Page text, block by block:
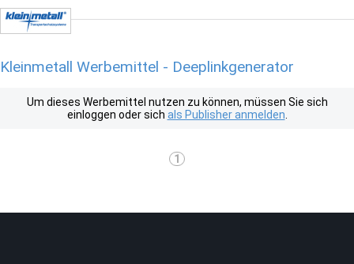
Kleinmetall Werbemittel - Deeplinkgenerator
Um dieses Werbemittel nutzen zu können, müssen Sie sich
einloggen oder sich als Publisher anmelden
1